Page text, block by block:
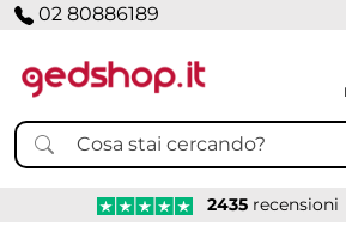
02 80886189
2435 recensioni